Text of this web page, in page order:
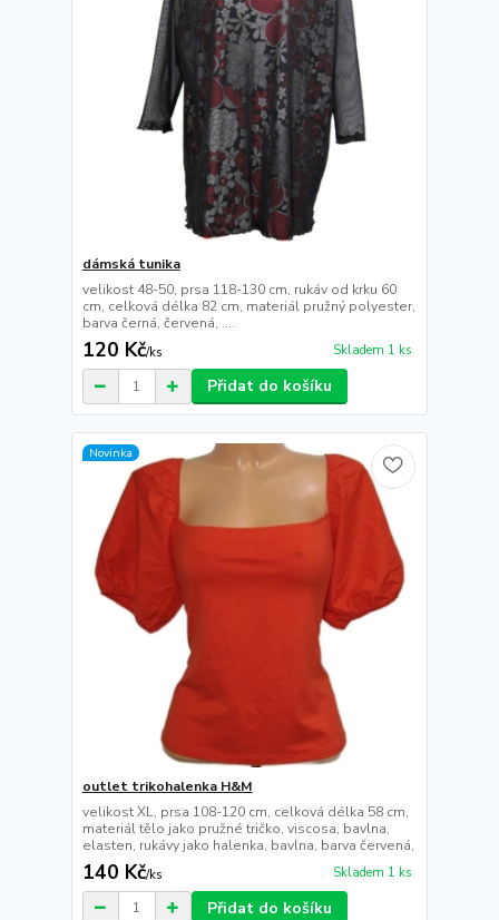
dámská tunika
velikost 48-50, prsa 118-130 cm, rukáv od krku 60
cm, celková délka 82 cm, materiál pružný polyester,
barva černá, červená, ....
120 Kč/ks Skladem 1 ks
Přidat do košíku
Novinka
outlet trikohalenka H&M
velikost XL, prsa 108-120 cm, celková délka 58 cm,
materiál tělo jako pružné tričko, viscosa, bavlna,
elasten, rukávy jako halenka, bavlna, barva červená,
140 Kč/ks Skladem 1 ks
Přidat do košíku